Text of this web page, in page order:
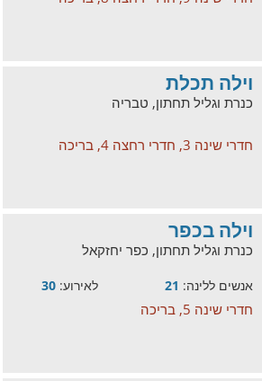
וילה תכלת
כנרת וגליל תחתון, טבריה
חדרי שינה 3, חדרי רחצה 4, בריכה
וילה בכפר
כנרת וגליל תחתון, כפר יחזקאל
אנשים ללינה: 21 לאירוע: 30
חדרי שינה 5, בריכה